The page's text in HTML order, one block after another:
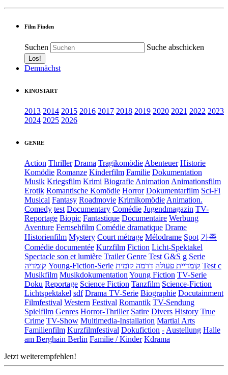
Film Finden
Suchen Suche abschicken
Demnächst
KINOSTART
2013 2014 2015 2016 2017 2018 2019 2020 2021 2022 2023
2024 2025 2026
GENRE
Action Thriller Drama Tragikomödie Abenteuer Historie
Komödie Romanze Kinderfilm Familie Dokumentation
Musik Kriegsfilm Krimi Biografie Animation Animationsfilm
Erotik Romantische Komödie Horror Dokumentarfilm Sci-Fi
Musical Fantasy Roadmovie Krimikomödie Animation.
Comedy test Documentary Comédie Jugendmagazin TV-
Reportage Biopic Fantastique Documentaire Werbung
Aventure Fernsehfilm Comédie dramatique Drame
Historienfilm Mystery Court métrage Mélodrame Spot 가족
Comédie documentée Kurzfilm Fiction Licht-Spektakel
Spectacle son et lumière Trailer Genre Test G&S g Serie
קומדיה Young-Fiction-Serie קומדיית פעולה דרמה קומית
Test c
Musikfilm Musikdokumentation Young Fiction TV-Serie
Doku Reportage Science Fiction Tanzfilm Science-Fiction
Lichtspektakel sdf Drama TV-Serie Biographie Docutainment
Filmfestival Western Festival Romantik TV-Sendung
Spielfilm Genres Horror-Thriller Satire Divers History True
Crime TV-Show Multimedia-Installation Martial Arts
Familienfilm Kurzfilmfestival Dokufiction - Austellung Halle
am Berghain Berlin Familie / Kinder Kdrama
Jetzt weiterempfehlen!